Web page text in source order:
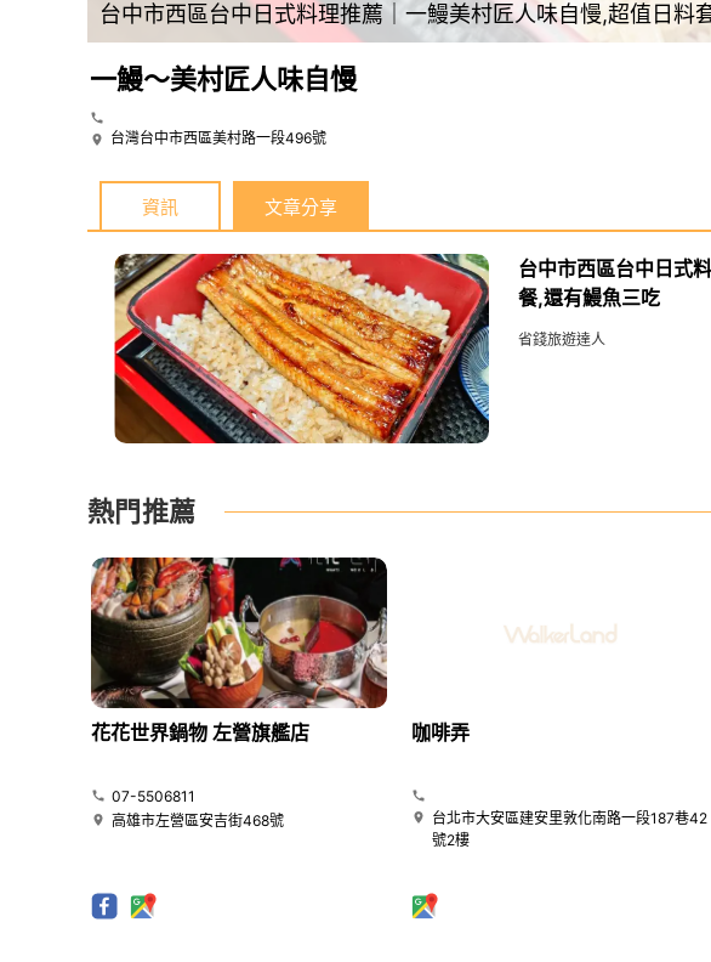
台中市西區台中日式料理推薦｜一鰻美村匠人味自慢,超值日料
一鰻～美村匠人味自慢
台灣台中市西區美村路一段496號
資訊 文章分享
台中市西區台中日式
餐,還有鰻魚三吃
省錢旅遊達人
熱門推薦
花花世界鍋物 左營旗艦店
07-5506811
高雄市左營區安吉街468號
咖啡弄
台北市大安區建安里敦化南路一段187巷42
號2樓